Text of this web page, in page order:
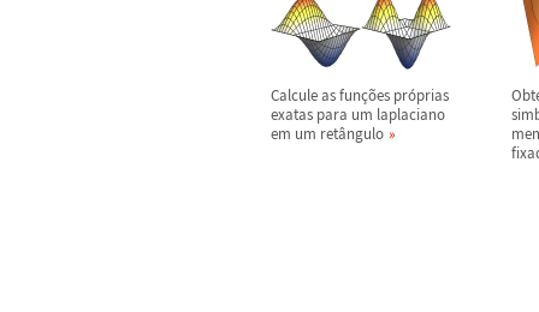
Calcule as funções próprias
exatas para um laplaciano
em um retângulo